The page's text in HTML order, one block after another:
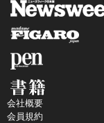
会社概要
会員規約